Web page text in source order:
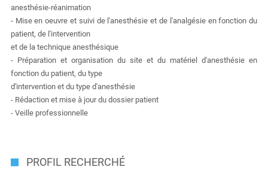
anesthésie-réanimation
- Mise en oeuvre et suivi de l'anesthésie et de l'analgésie en fonction du
patient, de l'intervention
et de la technique anesthésique
- Préparation et organisation du site et du matériel d'anesthésie en
fonction du patient, du type
d'intervention et du type d'anesthésie
- Rédaction et mise à jour du dossier patient
- Veille professionnelle
PROFIL RECHERCHÉ